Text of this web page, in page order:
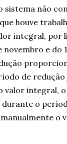
não
houve
integral, por
e do
de
integral,
o
o